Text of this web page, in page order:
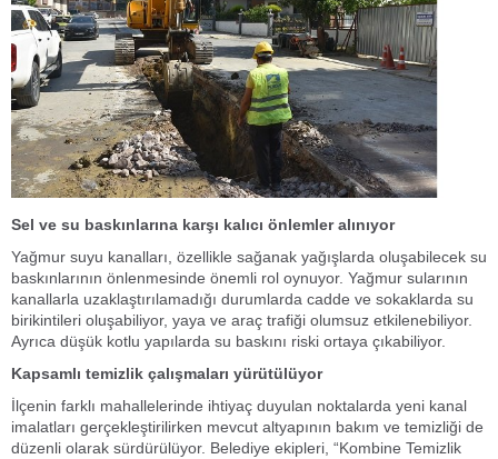
Sel ve su baskınlarına karşı kalıcı önlemler alınıyor
Yağmur suyu kanalları, özellikle sağanak yağışlarda oluşabilecek su
baskınlarının önlenmesinde önemli rol oynuyor. Yağmur sularının
kanallarla uzaklaştırılamadığı durumlarda cadde ve sokaklarda su
birikintileri oluşabiliyor, yaya ve araç trafiği olumsuz etkilenebiliyor.
Ayrıca düşük kotlu yapılarda su baskını riski ortaya çıkabiliyor.
Kapsamlı temizlik çalışmaları yürütülüyor
İlçenin farklı mahallelerinde ihtiyaç duyulan noktalarda yeni kanal
imalatları gerçekleştirilirken mevcut altyapının bakım ve temizliği de
düzenli olarak sürdürülüyor. Belediye ekipleri, “Kombine Temizlik